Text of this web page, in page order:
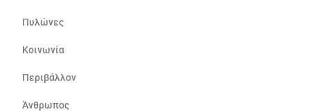
Πυλώνες
Κοινωνία
Περιβάλλον
Άνθρωπος